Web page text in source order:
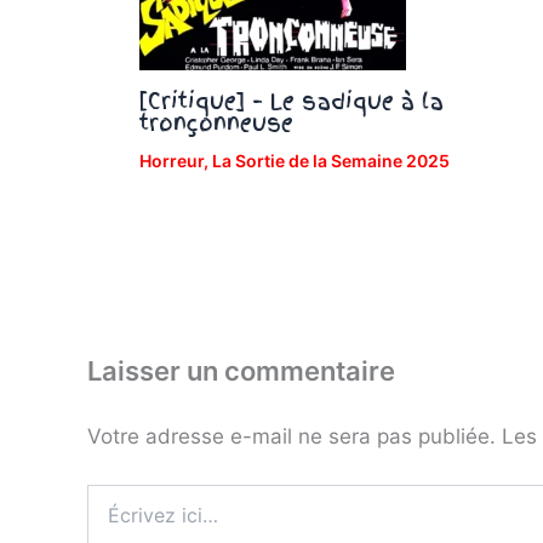
[Critique] – Le sadique à la
tronçonneuse
Horreur, La Sortie de la Semaine 2025
Laisser un commentaire
Votre adresse e-mail ne sera pas publiée.
ici…